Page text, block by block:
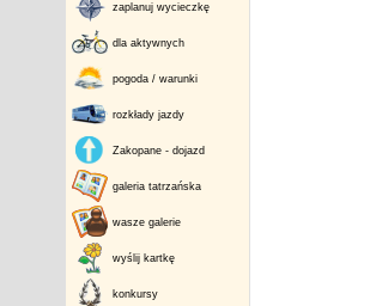
zaplanuj wycieczkę
dla aktywnych
pogoda / warunki
rozkłady jazdy
Zakopane - dojazd
galeria tatrzańska
wasze galerie
wyślij kartkę
konkursy